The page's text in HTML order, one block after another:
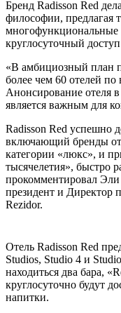
Бренд Radisson Red
философии, предлагая
многофункциональные
круглосуточный
«В амбициозный план
более чем 60 отелей по
Анонсирование отеля
является важным для
Radisson Red успешно
включающий бренды от
категории «люкс», и
тысячелетия», быстро
прокомментировал
президент и Директор
Rezidor.
Отель Radisson Red
Studios, Studio 4 и
находиться два бара,
круглосуточно будут
напитки.